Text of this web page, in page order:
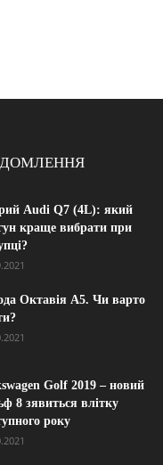
Audi Q7 (4L): який
краще вибрати при
Октавія А5. Чи варто
Golf 2019 – новий
8 зявиться влітку
року